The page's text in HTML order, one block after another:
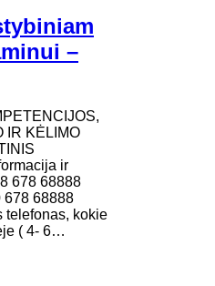
–
IR KĖLIMO
ir
678 68888
678 68888
telefonas, kokie
( 4- 6…